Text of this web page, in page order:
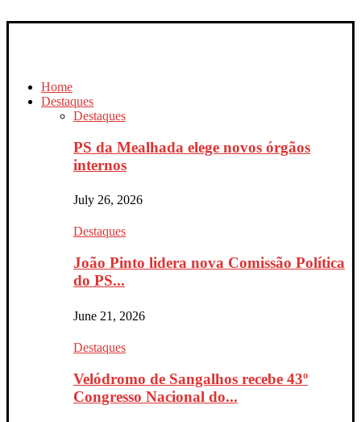
Home
Destaques
Destaques
PS da Mealhada elege novos órgãos
internos
July 26, 2026
Destaques
João Pinto lidera nova Comissão Política
do PS...
June 21, 2026
Destaques
Velódromo de Sangalhos recebe 43º
Congresso Nacional do...